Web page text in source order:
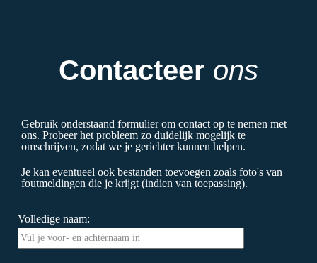
Contacteer ons
Gebruik onderstaand formulier om contact op te nemen met
ons. Probeer het probleem zo duidelijk mogelijk te
omschrijven, zodat we je gerichter kunnen helpen.
Je kan eventueel ook bestanden toevoegen zoals foto's van
foutmeldingen die je krijgt (indien van toepassing).
Volledige naam: